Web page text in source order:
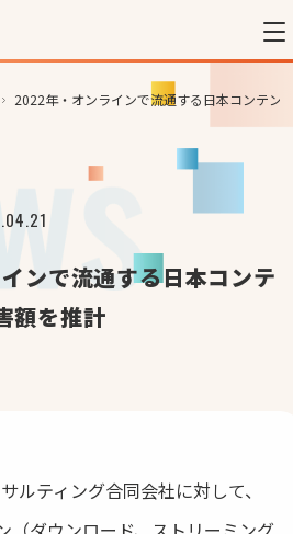
2022年・オンラインで流通する日本コンテン
ンで流通する日本コンテ
額を推計
ルティング合同会社に対して、